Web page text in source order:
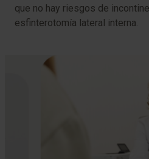
que no hay riesgos de
esfinterotomía lateral interna.